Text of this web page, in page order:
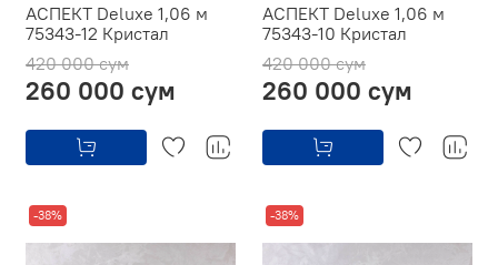
АСПЕКТ Deluxe 1,06 м
75343-12 Кристал
420 000 сум
260 000 сум
АСПЕКТ Deluxe 1,06 м
75343-10 Кристал
420 000 сум
260 000 сум
-38% -38%